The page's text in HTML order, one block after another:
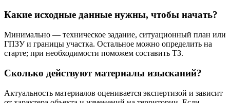
Какие исходные данные нужны, чтобы начать?
Минимально — техническое задание, ситуационный план или
ГПЗУ и границы участка. Остальное можно определить на
старте; при необходимости поможем составить ТЗ.
Сколько действуют материалы изысканий?
Актуальность материалов оценивается экспертизой и зависит